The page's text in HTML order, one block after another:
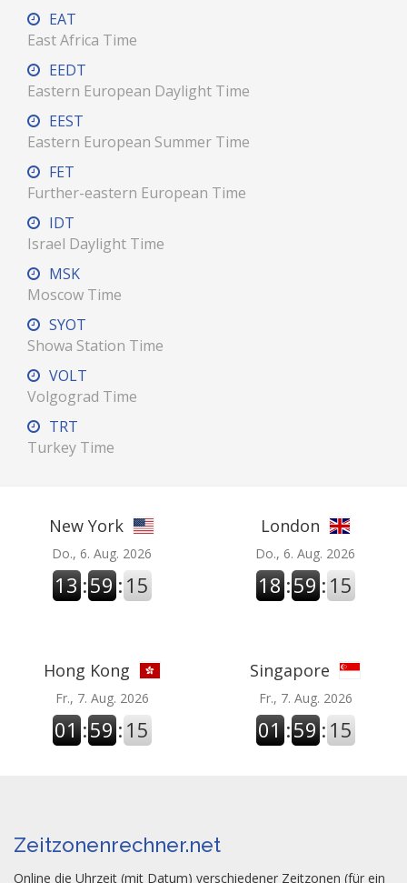
EAT
East Africa Time
EEDT
Eastern European Daylight Time
EEST
Eastern European Summer Time
FET
Further-eastern European Time
IDT
Israel Daylight Time
MSK
Moscow Time
SYOT
Showa Station Time
VOLT
Volgograd Time
TRT
Turkey Time
New York
Do., 6. Aug. 2026
13 :59 : 16
London
Do., 6. Aug. 2026
18 :59 : 16
Hong Kong
Fr., 7. Aug. 2026
01 :59 : 16
Singapore
Fr., 7. Aug. 2026
01 :59 : 16
Zeitzonenrechner.net
Online die Uhrzeit (mit Datum) verschiedener Zeitzonen (für ein